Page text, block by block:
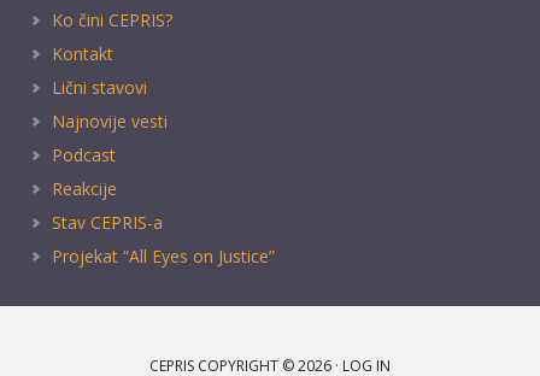
Ko čini CEPRIS?
Kontakt
Lični stavovi
Najnovije vesti
Podcast
Reakcije
Stav CEPRIS-a
Projekat “All Eyes on Justice”
CEPRIS COPYRIGHT © 2026 · LOG IN